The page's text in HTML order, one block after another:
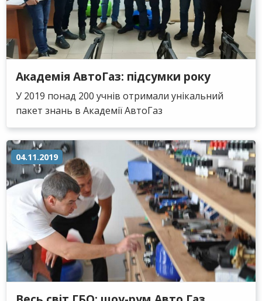
Академія АвтоГаз: підсумки року
У 2019 понад 200 учнів отримали унікальний
пакет знань в Академії АвтоГаз
04.11.2019